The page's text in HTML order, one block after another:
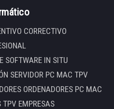
CORRECTIVO
SOFTWARE IN SITU
SERVIDOR PC MAC TPV
ORDENADORES PC MAC
TPV EMPRESAS